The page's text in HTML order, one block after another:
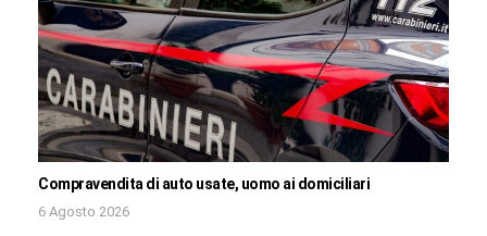
Compravendita di auto usate, uomo ai domiciliari
6 Agosto 2026